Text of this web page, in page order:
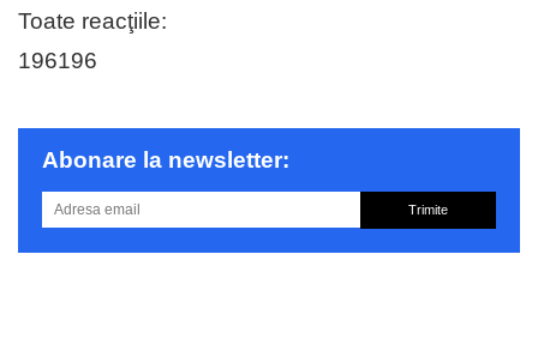
Toate reacţiile:
196196
Abonare la newsletter:
Trimite